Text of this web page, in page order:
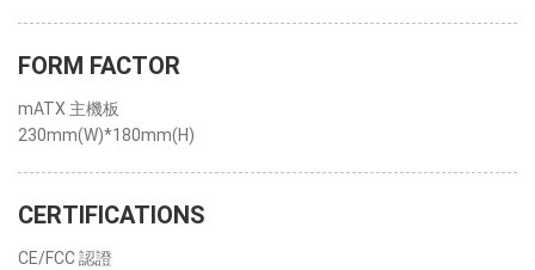
FORM FACTOR
mATX 主機板
230mm(W)*180mm(H)
CERTIFICATIONS
CE/FCC 認證